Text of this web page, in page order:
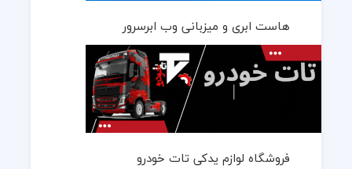
هاست ابری و میزبانی وب ابرسرور
فروشگاه لوازم یدکی تات خودرو